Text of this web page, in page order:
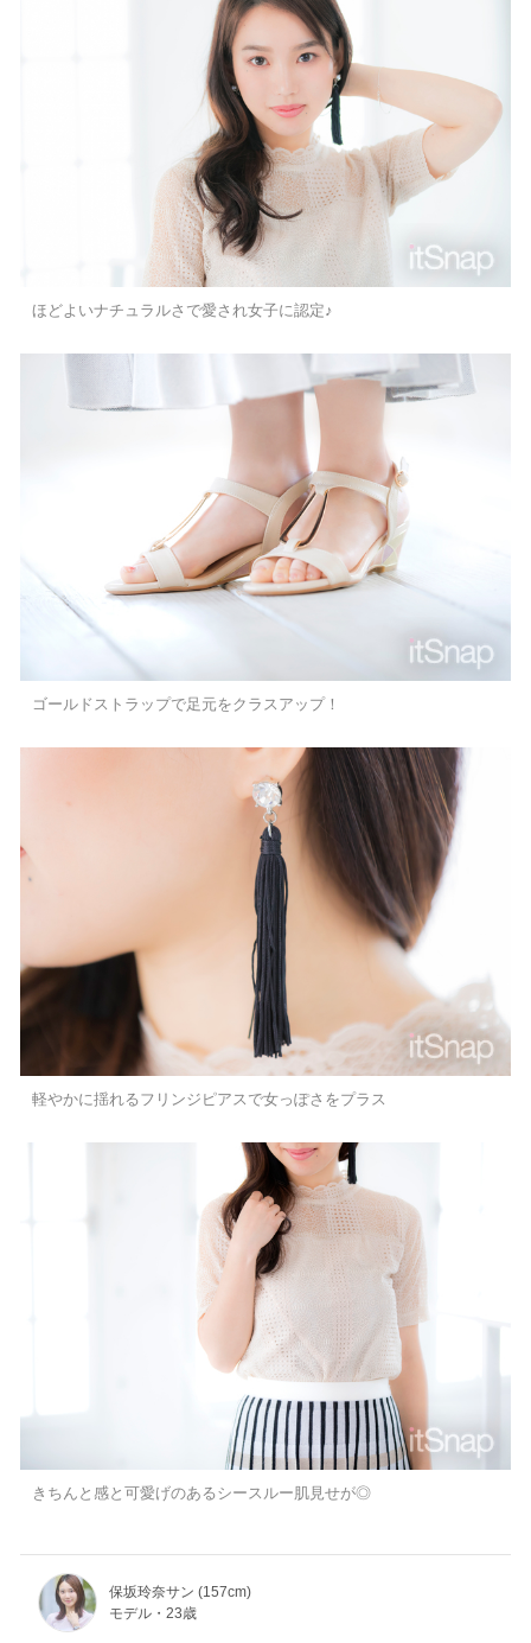
ほどよいナチュラルさで愛され女子に認定♪
ゴールドストラップで足元をクラスアップ！
軽やかに揺れるフリンジピアスで女っぽさをプラス
きちんと感と可愛げのあるシースルー肌見せが◎
保坂玲奈サン (157cm)
モデル・23歳